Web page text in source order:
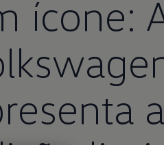
ícone:
a